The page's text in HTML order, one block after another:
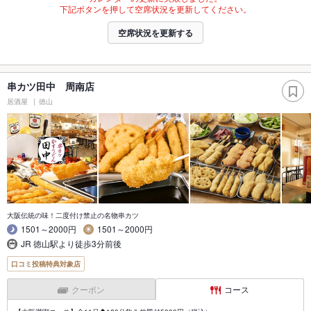
下記ボタンを押して空席状況を更新してください。
空席状況を更新する
串カツ田中 周南店
居酒屋 徳山
大阪伝統の味！二度付け禁止の名物串カツ
1501～2000円
1501～2000円
JR 徳山駅より徒歩3分前後
口コミ投稿特典対象店
クーポン コース